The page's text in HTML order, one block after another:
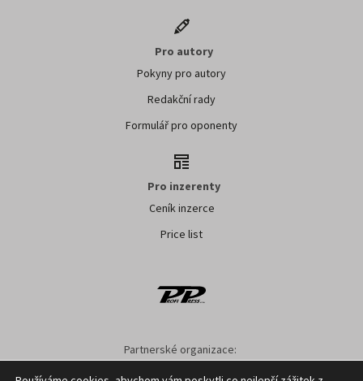
Pro autory
Pokyny pro autory
Redakční rady
Formulář pro oponenty
Pro inzerenty
Ceník inzerce
Price list
Partnerské organizace: